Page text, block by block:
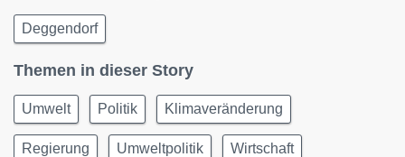
Deggendorf
Themen in dieser Story
Umwelt Politik Klimaveränderung
Regierung Umweltpolitik Wirtschaft